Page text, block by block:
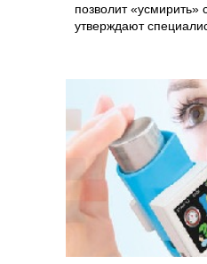
позволит «усмирить»
утверждают